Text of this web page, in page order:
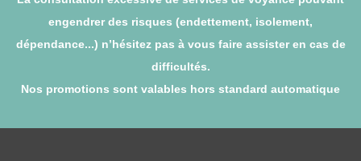
engendrer des risques (endettement, isolement,
dépendance...) n’hésitez pas à vous faire assister en cas de
difficultés.
Nos promotions sont valables hors standard automatique